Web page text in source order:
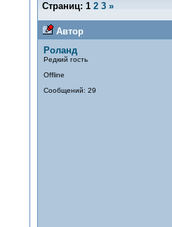
Страниц: 1 2 3 »
Автор
Роланд
Редкий гость
Offline
Сообщений: 29